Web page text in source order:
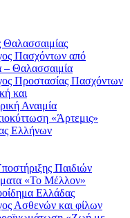
Θαλασσαιμίας
Πασχόντων από
– Θαλασσαιμία
Προστασίας Πασχόντων
και
Αναιμία
«Άρτεμις»
Ελλήνων
Παιδιών
«Το Μέλλον»
Ελλάδας
Ασθενών και φίλων